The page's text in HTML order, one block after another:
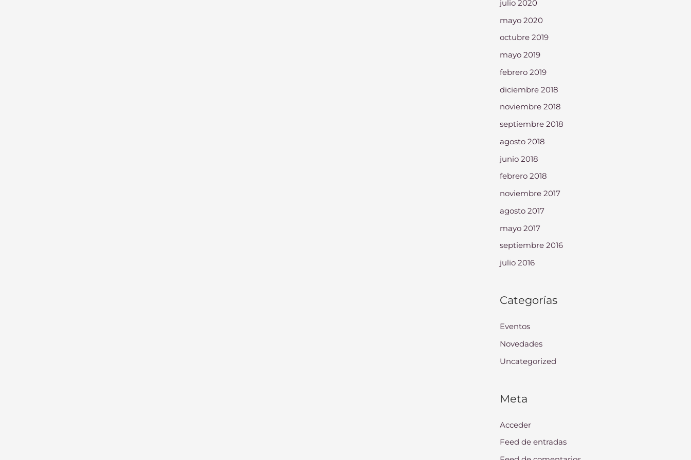
julio 2020
mayo 2020
octubre 2019
mayo 2019
febrero 2019
diciembre 2018
noviembre 2018
septiembre 2018
agosto 2018
junio 2018
febrero 2018
noviembre 2017
agosto 2017
mayo 2017
septiembre 2016
julio 2016
Categorías
Eventos
Novedades
Uncategorized
Meta
Acceder
Feed de entradas